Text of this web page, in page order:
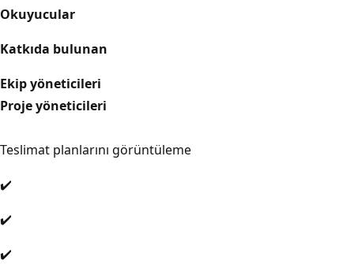
Okuyucular
Katkıda bulunan
Ekip yöneticileri
Proje yöneticileri
Teslimat planlarını görüntüleme
✔️
✔️
✔️